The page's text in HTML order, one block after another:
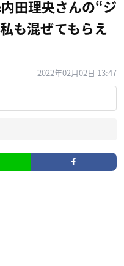
田理央さんの“ジ
も混ぜてもらえ
2022年02月02日 13:47